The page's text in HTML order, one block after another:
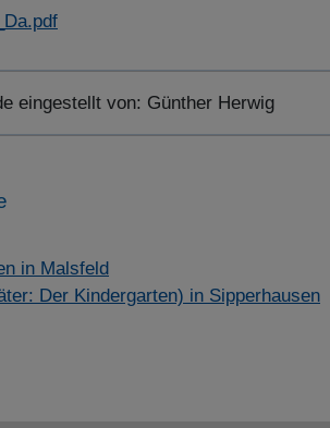
eingestellt von: Günther Herwig
in Malsfeld
Der Kindergarten) in Sipperhausen
SPEICHERN
Details anzeigen
|Datenschutz